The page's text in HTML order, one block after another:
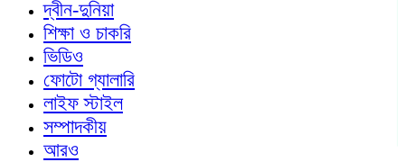
দ্বীন-দুনিয়া
শিক্ষা ও চাকরি
ভিডিও
ফোটো গ্যালারি
লাইফ স্টাইল
সম্পাদকীয়
আরও